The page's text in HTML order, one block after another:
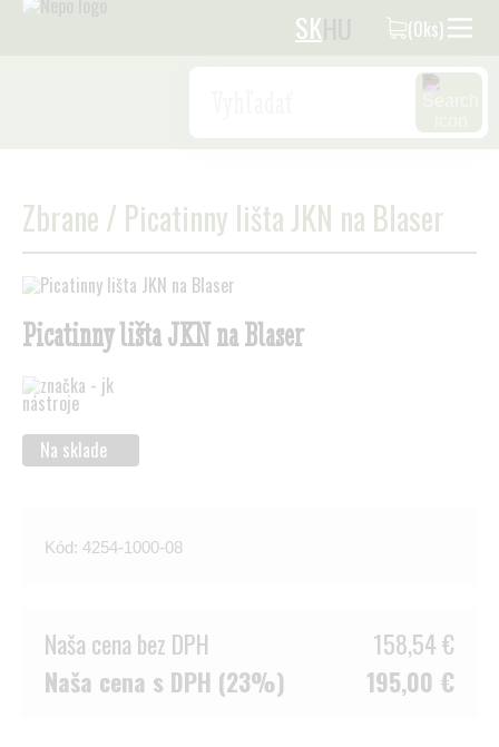
SK (0ks)
Zbrane/ Picatinny lišta JKN na Blaser
Picatinny lišta JKN na Blaser
Na sklade
Kód: 4254-1000-08
Naša cena bez DPH
158,54 €
Naša cena s DPH (23%)
195,00 €